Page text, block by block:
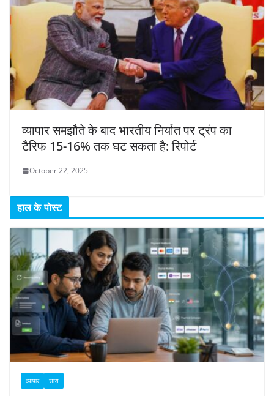
व्यापार समझौते के बाद भारतीय निर्यात पर ट्रंप का
टैरिफ 15-16% तक घट सकता है: रिपोर्ट
October 22, 2025
हाल के पोस्ट
व्यापार सास